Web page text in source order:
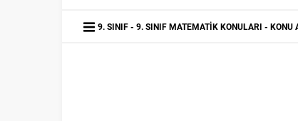
9. SINIF 9. SINIF MATEMATIK KONULARI KONU